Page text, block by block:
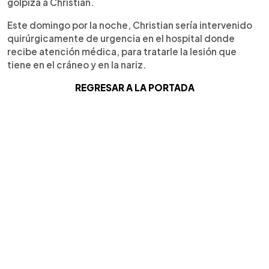
Este domingo por la noche, Christian sería intervenido
quirúrgicamente de urgencia en el hospital donde
recibe atención médica, para tratarle la lesión que
tiene en el cráneo y en la nariz.
REGRESAR A LA PORTADA